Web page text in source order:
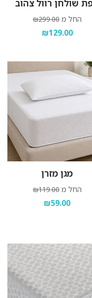
שולחן רוול צהוב
החל מ ₪299.00
₪129.00
מגן מזרן
החל מ ₪119.00
₪59.00